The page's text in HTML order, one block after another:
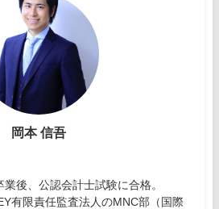
岡本 信吾
後、公認会計士試験に合格。
有限責任監査法人のMNC部（国際